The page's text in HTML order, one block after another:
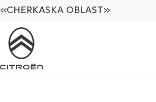
«CHERKASKA OBLAST»